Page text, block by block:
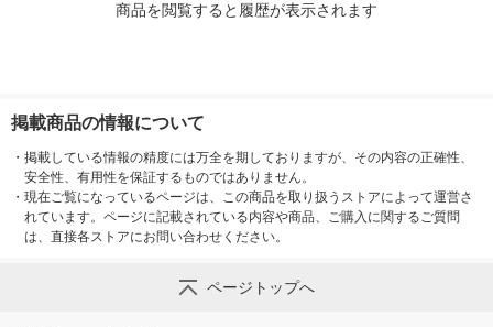
商品を閲覧すると履歴が表示されます
掲載商品の情報について
・ 掲載している情報の精度には万全を期しておりますが、その内容の正確性、
安全性、有用性を保証するものではありません。
・ 現在ご覧になっているページは、この商品を取り扱うストアによって運営さ
れています。ページに記載されている内容や商品、ご購入に関するご質問
は、直接各ストアにお問い合わせください。
ページトップへ